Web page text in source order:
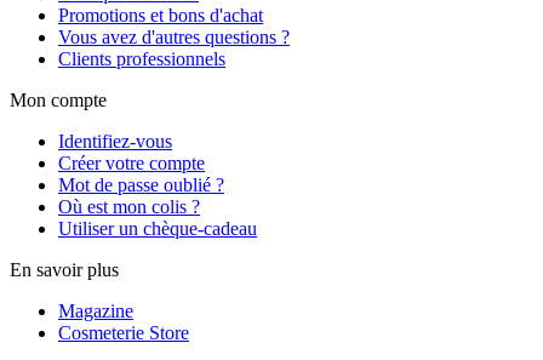
Promotions et bons d'achat
Vous avez d'autres questions ?
Clients professionnels
Mon compte
Identifiez-vous
Créer votre compte
Mot de passe oublié ?
Où est mon colis ?
Utiliser un chèque-cadeau
En savoir plus
Magazine
Cosmeterie Store